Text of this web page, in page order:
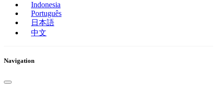
Indonesia
Português
日本語
中文
Navigation